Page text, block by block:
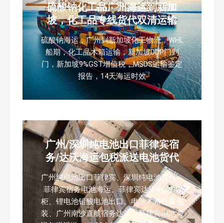
硫酸钠化工品广州海运到新加
坡，化工品专线货代双清运输
硫酸钠海运，广州到新加坡化工物流，WHL
船期，化工品木箱运输，新加坡DDP门到
门，新加坡9%GST增值税，MSDS运输鉴定
报告，14天海运时效
广州/深圳纯电池出口菲律宾宿
务/达沃海运包税派送电池货代
广州纯电池出口菲律宾、深圳纯电池货代、
菲律宾宿务电池海运、菲律宾达沃电池DG
柜、锂电池铅酸电池出口、电池木箱合规包
装、广州南沙直航宿务达沃、菲律宾电池海